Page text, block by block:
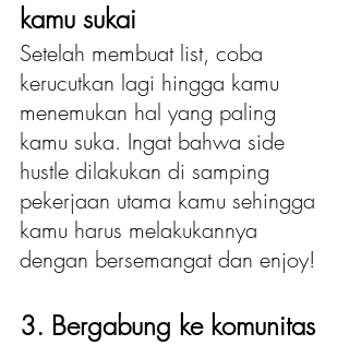
kamu sukai
Setelah membuat list, coba
kerucutkan lagi hingga kamu
menemukan hal yang paling
kamu suka. Ingat bahwa side
hustle dilakukan di samping
pekerjaan utama kamu sehingga
kamu harus melakukannya
dengan bersemangat dan enjoy!
3. Bergabung ke komunitas